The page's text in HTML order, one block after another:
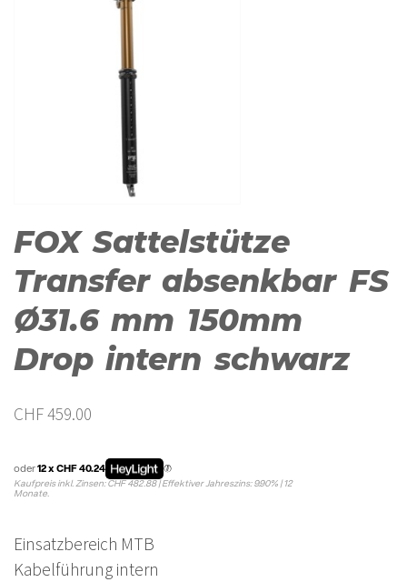
FOX Sattelstütze
Transfer absenkbar FS
Ø31.6 mm 150mm
Drop intern schwarz
CHF459.00
oder12 x CHF 40.24
Kaufpreis inkl. Zinsen: CHF 482.88 | Effektiver Jahreszins: 9.90% | 12
Monate.
Einsatzbereich MTB
Kabelführung intern